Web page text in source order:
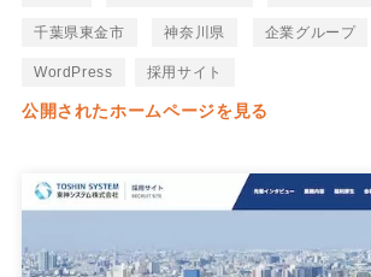
千葉県東金市 神奈川県 企業グループ
WordPress 採用サイト
公開されたホームページを見る